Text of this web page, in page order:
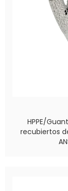
HPPE/
recubiertos